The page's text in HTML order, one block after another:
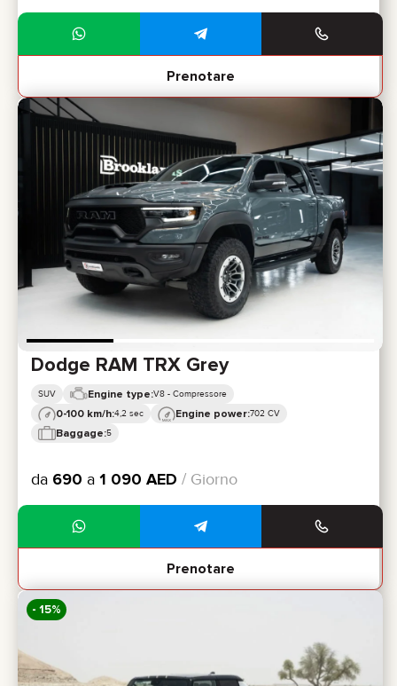
Prenotare
Dodge RAM TRX Grey
SUV Engine type:V8 - Compressore
0-100 km/h:4,2 sec Engine power:702 CV
Baggage:5
da 690 a 1 090 AED / Giorno
Prenotare
- 15%